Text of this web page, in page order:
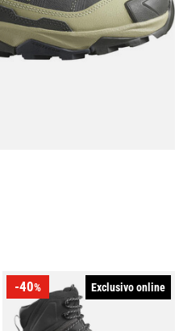
-40% Exclusivo online